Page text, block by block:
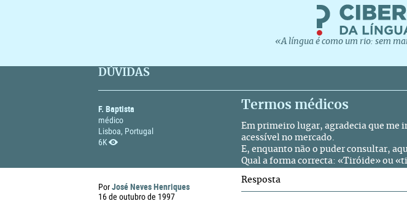
«A língua é como um rio: sem
DÚVIDAS
F. Baptista
médico
Lisboa, Portugal
6K
Termos médicos
Em primeiro lugar, agradecia que me
acessível no mercado.
E, enquanto não o puder consultar,
Qual a forma correcta: «Tiróide» ou
PorJosé Neves Henriques
16 de outubro de 1997
Resposta